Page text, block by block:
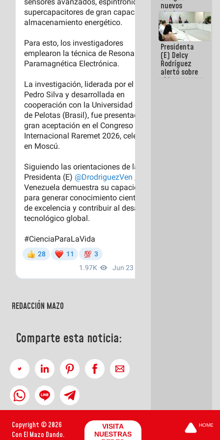
REDACCIÓN MAZO
Comparte esta noticia:
nuevos
titulares en
el
Viceministerio
de Energía
Eléctrica y
CORPOELEC
Presidenta
(E) Delcy
Rodríguez
alertó sobre
el impacto
Copyright © 2026
Con El Mazo Dando.
VISITA
NUESTRAS
HOME